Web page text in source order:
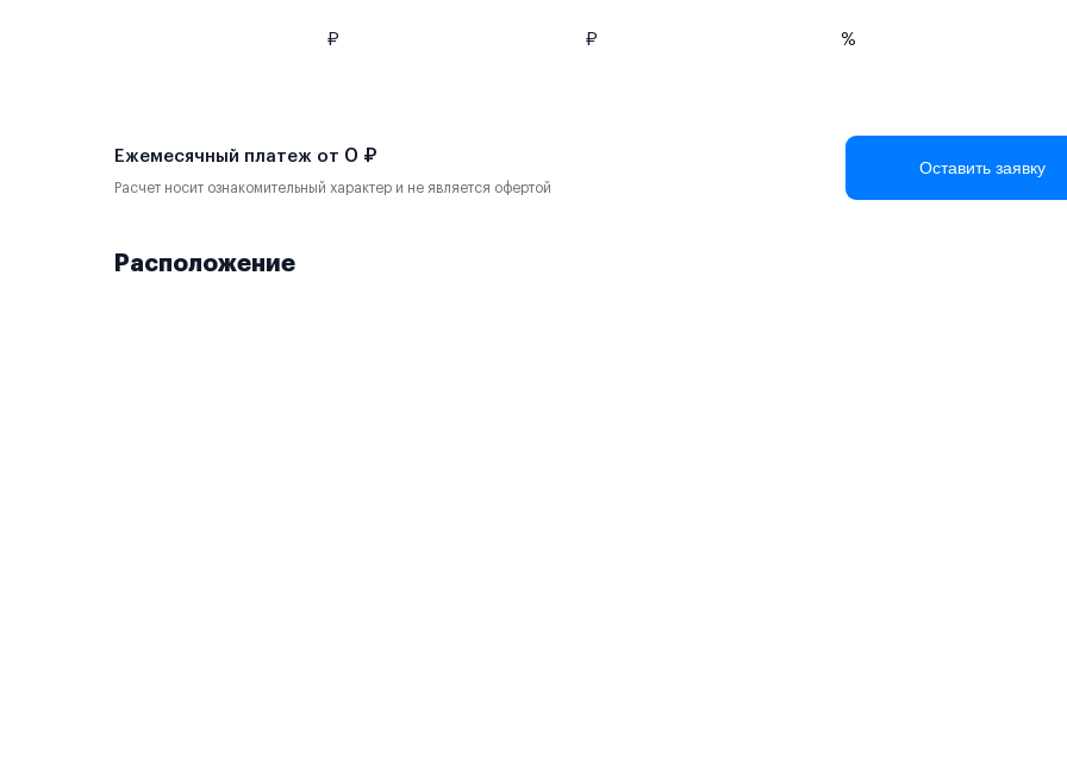
₽ ₽ %
Ежемесячный платеж от 0 ₽
Расчет носит ознакомительный характер и не является офертой
Оставить заявку
Расположение